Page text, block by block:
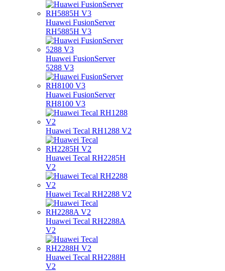
Huawei FusionServer
RH5885H V3
Huawei FusionServer
5288 V3
Huawei FusionServer
RH8100 V3
Huawei Tecal RH1288 V2
Huawei Tecal RH2285H
V2
Huawei Tecal RH2288 V2
Huawei Tecal RH2288A
V2
Huawei Tecal RH2288H
V2